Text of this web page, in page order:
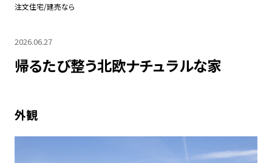
Instagramから問い合わせ
フリーダイヤル
注文住宅/建売なら
2026.06.27
帰るたび整う北欧ナチュラルな家
外観